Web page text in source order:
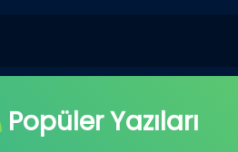
Popüler Yazıları